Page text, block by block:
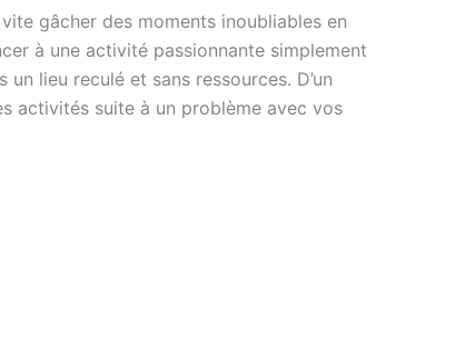
gâcher des moments inoubliables en
à une activité passionnante simplement
lieu reculé et sans ressources. D’un
activités suite à un problème avec vos